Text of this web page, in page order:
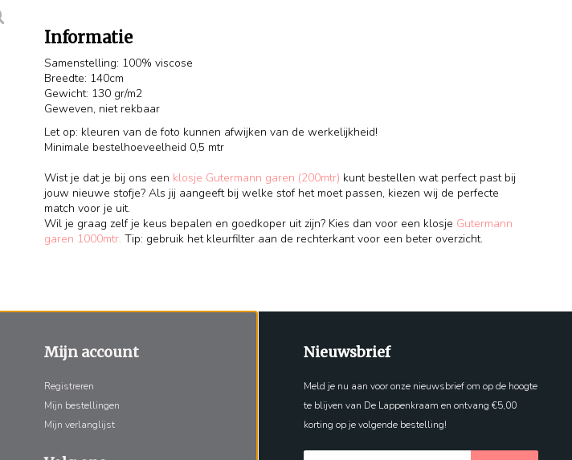
Informatie
Samenstelling: 100% viscose
Breedte: 140cm
Gewicht: 130 gr/m2
Geweven, niet rekbaar
Let op: kleuren van de foto kunnen afwijken van de werkelijkheid!
Minimale bestelhoeveelheid 0,5 mtr
Wist je dat je bij ons een klosje Gutermann garen (200mtr) kunt bestellen wat perfect past bij
jouw nieuwe stofje? Als jij aangeeft bij welke stof het moet passen, kiezen wij de perfecte
match voor je uit.
Wil je graag zelf je keus bepalen en goedkoper uit zijn? Kies dan voor een klosje Gutermann
garen 1000mtr. Tip: gebruik het kleurfilter aan de rechterkant voor een beter overzicht.
Mijn account
Registreren
Mijn bestellingen
Mijn verlanglijst
Nieuwsbrief
Meld je nu aan voor onze nieuwsbrief om op de hoogte
te blijven van De Lappenkraam en ontvang €5,00
korting op je volgende bestelling!